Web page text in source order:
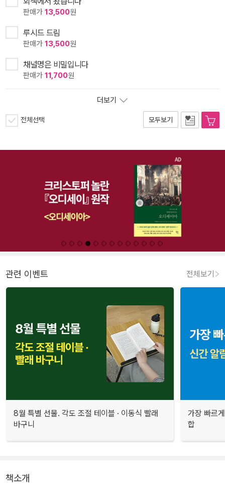
판매가 13,500원
루시드 드림
판매가 13,500원
채널명은 비밀입니다
판매가 11,700원
더보기
전체선택 모두보기
관련 이벤트 전체보기
8월 특별 선물. 각도 조절 테이블 · 이동식 빨래
바구니
가장 빠르
합
책소개